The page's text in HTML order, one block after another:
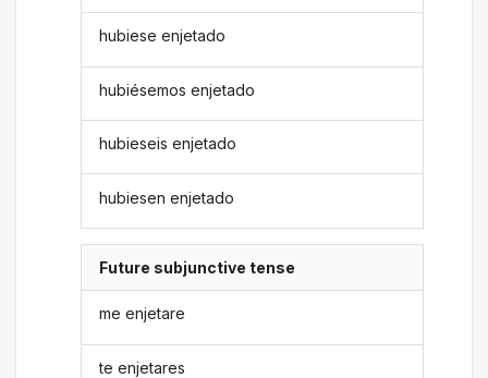
hubiese enjetado
hubiésemos enjetado
hubieseis enjetado
hubiesen enjetado
Future subjunctive tense
me enjetare
te enjetares